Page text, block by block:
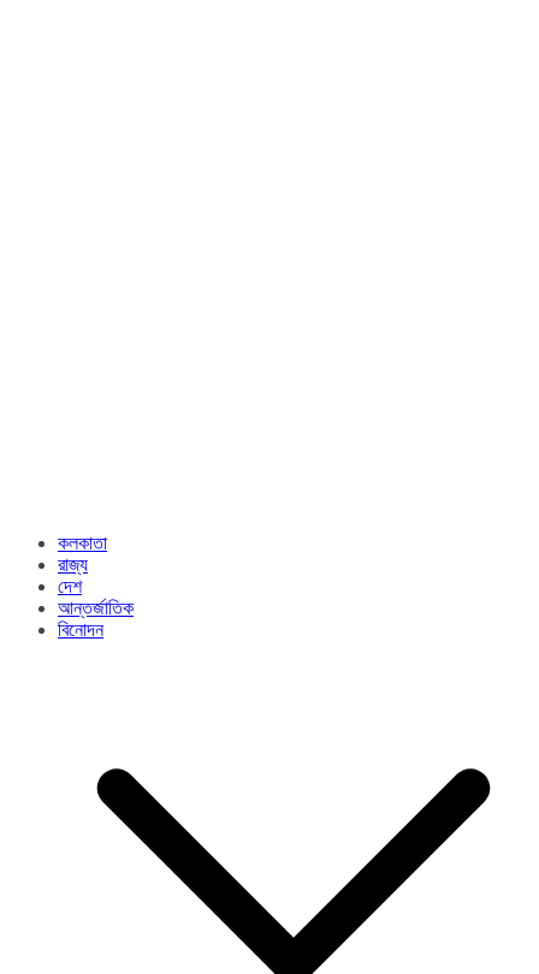
কলকাতা
রাজ্য​
দেশ
আন্তর্জাতিক
বিনোদন